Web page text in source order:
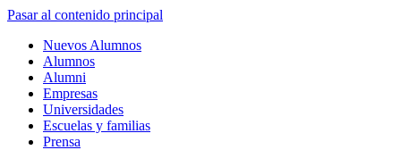
Pasar al contenido principal
Nuevos Alumnos
Alumnos
Alumni
Empresas
Universidades
Escuelas y familias
Prensa